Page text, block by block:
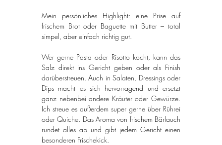
Mein persönliches Highlight: eine Prise auf
frischem Brot oder Baguette mit Butter – total
simpel, aber einfach richtig gut.
Wer gerne Pasta oder Risotto kocht, kann das
Salz direkt ins Gericht geben oder als Finish
darüberstreuen. Auch in Salaten, Dressings oder
Dips macht es sich hervorragend und ersetzt
ganz nebenbei andere Kräuter oder Gewürze.
Ich streue es außerdem super gerne über Rührei
oder Quiche. Das Aroma von frischem Bärlauch
rundet alles ab und gibt jedem Gericht einen
besonderen Frischekick.